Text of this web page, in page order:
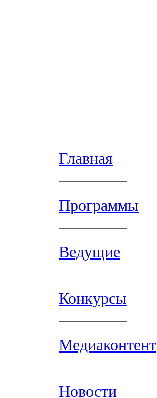
Главная
Программы
Ведущие
Конкурсы
Медиаконтент
Новости